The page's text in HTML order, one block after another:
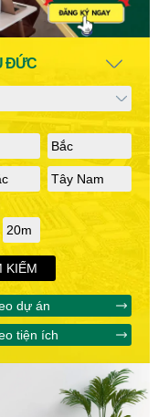
ĐỨC
Bắc
Tây Nam
20m
KIẾM
dự án
tiện ích